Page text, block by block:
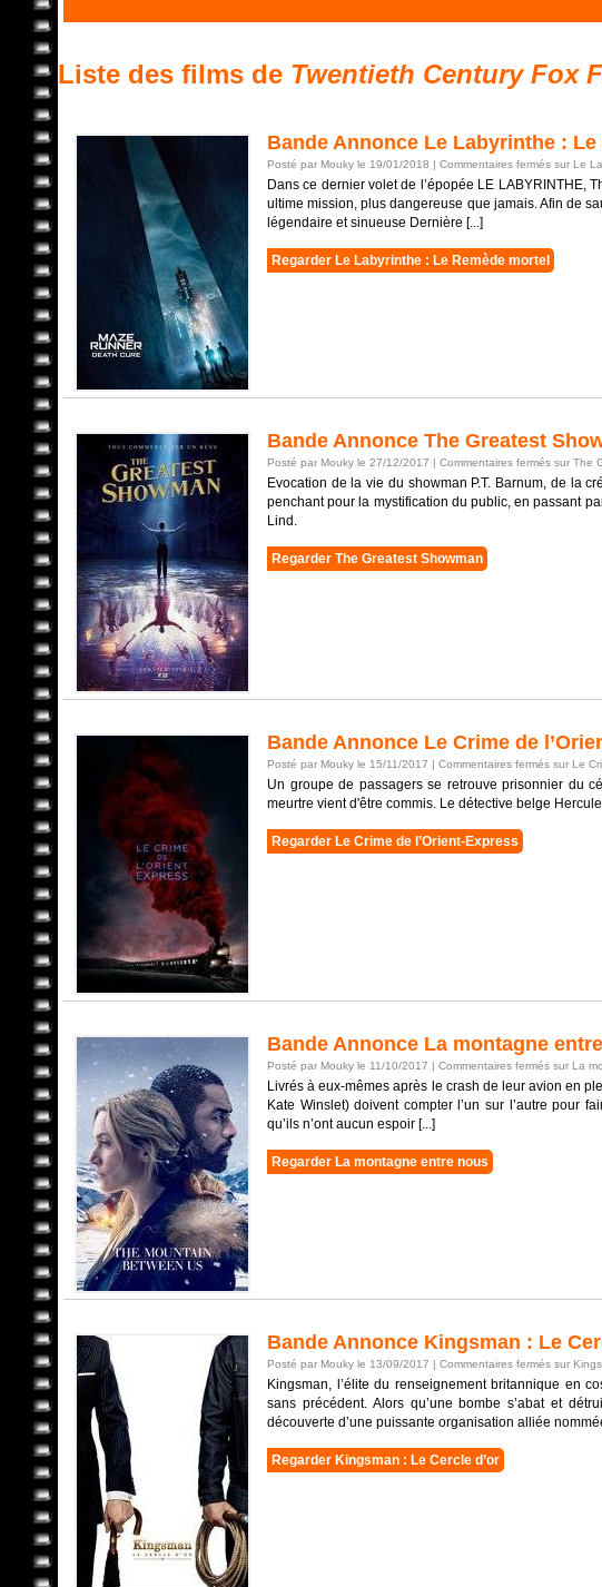
Liste des films de Twentieth Century Fox
Bande Annonce Le Labyrinthe : Le
Posté par Mouky le 19/01/2018 | Commentaires fermés sur Le
Dans ce dernier volet de l’épopée LE LABYRINTHE,
ultime mission, plus dangereuse que jamais. Afin de
légendaire et sinueuse Dernière [...]
Regarder Le Labyrinthe : Le Remède mortel
Bande Annonce The Greatest
Posté par Mouky le 27/12/2017 | Commentaires fermés sur The
Evocation de la vie du showman P.T. Barnum, de la
penchant pour la mystification du public, en passant
Lind.
Regarder The Greatest Showman
Bande Annonce Le Crime de
Posté par Mouky le 15/11/2017 | Commentaires fermés sur Le
Un groupe de passagers se retrouve prisonnier du
meurtre vient d'être commis. Le détective belge
Regarder Le Crime de l’Orient-Express
Bande Annonce La montagne
Posté par Mouky le 11/10/2017 | Commentaires fermés sur La
Livrés à eux-mêmes après le crash de leur avion en
Kate Winslet) doivent compter l’un sur l’autre pour
qu’ils n’ont aucun espoir [...]
Regarder La montagne entre nous
Bande Annonce Kingsman : Le
Posté par Mouky le 13/09/2017 | Commentaires fermés sur
Kingsman, l’élite du renseignement britannique en
sans précédent. Alors qu’une bombe s’abat et
découverte d’une puissante organisation alliée
Regarder Kingsman : Le Cercle d’or